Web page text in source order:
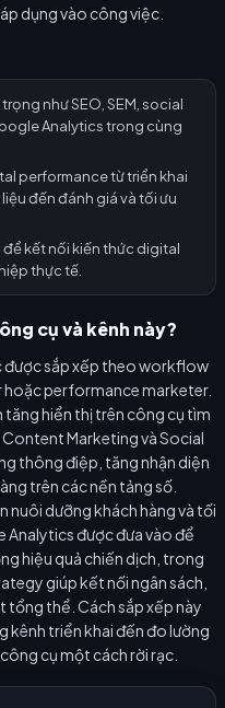
dụng vào công việc.
như SEO, SEM, social
Analytics trong cùng
performance từ triển khai
đến đánh giá và tối ưu
kết nối kiến thức digital
thực tế.
cụ và kênh này?
được sắp xếp theo workflow
performance marketer.
tăng hiển thị trên công cụ tìm
Marketing và Social
thông điệp, tăng nhận diện
trên các nền tảng số.
nuôi dưỡng khách hàng và tối
Analytics được đưa vào để
hiệu quả chiến dịch, trong
giúp kết nối ngân sách,
tổng thể. Cách sắp xếp này
kênh triển khai đến đo lường
cụ một cách rời rạc.